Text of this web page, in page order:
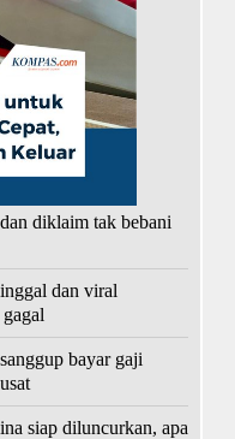
diklaim tak bebani
dan viral
bayar gaji
siap diluncurkan, apa